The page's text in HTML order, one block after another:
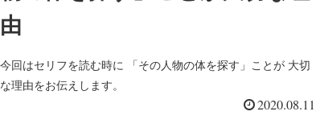
由
今回はセリフを読む時に 「その人物の体を探す」ことが 大切
な理由をお伝えします。
2020.08.11